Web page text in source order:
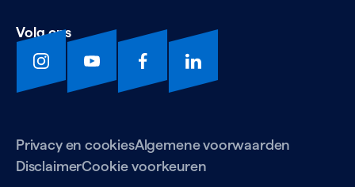
Privacy en cookiesAlgemene voorwaarden
DisclaimerCookie voorkeuren
Volg ons